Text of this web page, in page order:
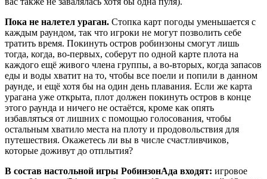
Пока не налетел ураган. Стопка карт погоды уменьшается с
каждым раундом, так что игроки не могут позволить себе
тратить время. Покинуть остров робинзоны смогут лишь
тогда, когда, во-первых, соберут по одной карте плота на
каждого ещё живого члена группы, а во-вторых, когда запасов
еды и воды хватит на то, чтобы все поели и попили в данном
раунде, и ещё хотя бы на один день плавания. Если же карта
урагана уже открыта, плот должен покинуть остров в конце
этого раунда и ничего не остаётся, кроме как опять
избавляться от лишних с помощью голосования, чтобы
остальным хватило места на плоту и продовольствия для
путешествия. Окажетесь ли вы в числе счастливчиков,
которые доживут до отплытия?
В состав настольной игры РобинзонАда входят: игровое